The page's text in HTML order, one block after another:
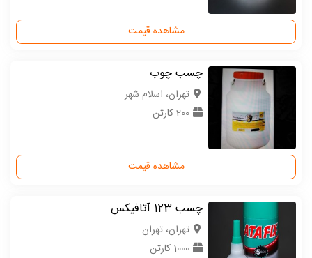
مشاهده قیمت
چسب چوب
تهران، اسلام شهر
200 کارتن
مشاهده قیمت
چسب 123 آتافیکس
تهران، تهران
1000 کارتن